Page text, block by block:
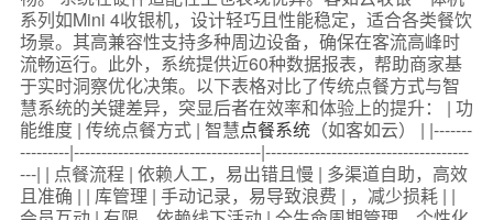
系列如Mini 4收银机，设计轻巧且性能稳定，适合各类餐饮
场景。其高兼容性支持多种周边设备，确保在客流高峰时
流畅运行。此外，系统提供近60种数据报表，帮助商家基
于实时洞察优化决策。以下表格对比了传统点餐方式与智
慧系统的关键差异，突显后者在效率和体验上的提升： | 功
能维度 | 传统点餐方式 | 智慧点餐系统（如客如云） | |-------
---------|----------------------------------|-------------------------------------
---| | 点餐流程 | 依赖人工，易出错且慢 | 多渠道自助，高效
且准确 | | 库管理 | 手动记录，易导致浪费 | ，减少损耗 | |